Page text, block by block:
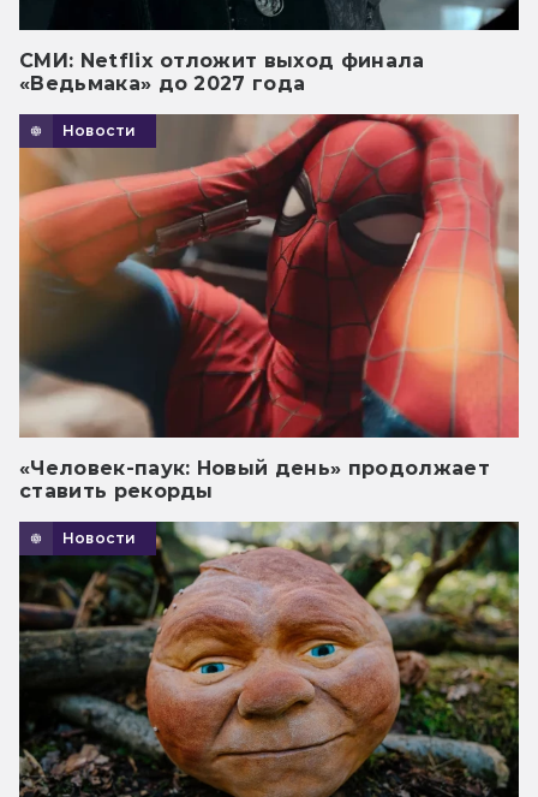
СМИ: Netflix отложит выход финала
«Ведьмака» до 2027 года
Новости
«Человек-паук: Новый день» продолжает
ставить рекорды
Новости